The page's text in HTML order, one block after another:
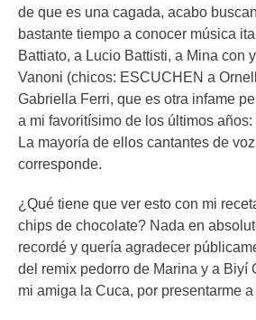
de que es una cagada, acabo
bastante tiempo a conocer música
Battiato, a Lucio Battisti, a Mina con
Vanoni (chicos: ESCUCHEN a
Gabriella Ferri, que es otra infame
a mi favoritísimo de los últimos
La mayoría de ellos cantantes de
corresponde.
¿Qué tiene que ver esto con mi
chips de chocolate? Nada en
recordé y quería agradecer
del remix pedorro de Marina y a Biyí
mi amiga la Cuca, por presentarme a